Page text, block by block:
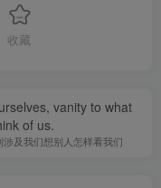
收藏
vanity to what
of us.
及我们想别人怎样看我们